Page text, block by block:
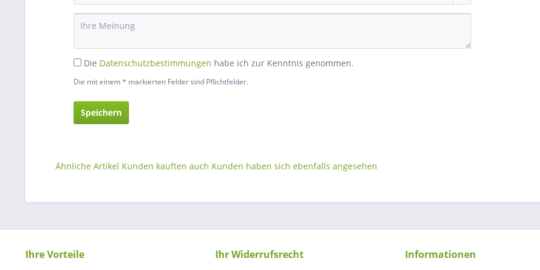
Die Datenschutzbestimmungen habe ich zur Kenntnis genommen.
Die mit einem * markierten Felder sind Pflichtfelder.
Speichern
Ähnliche Artikel Kunden kauften auch Kunden haben sich ebenfalls angesehen
Ihre Vorteile Ihr Widerrufsrecht Informationen